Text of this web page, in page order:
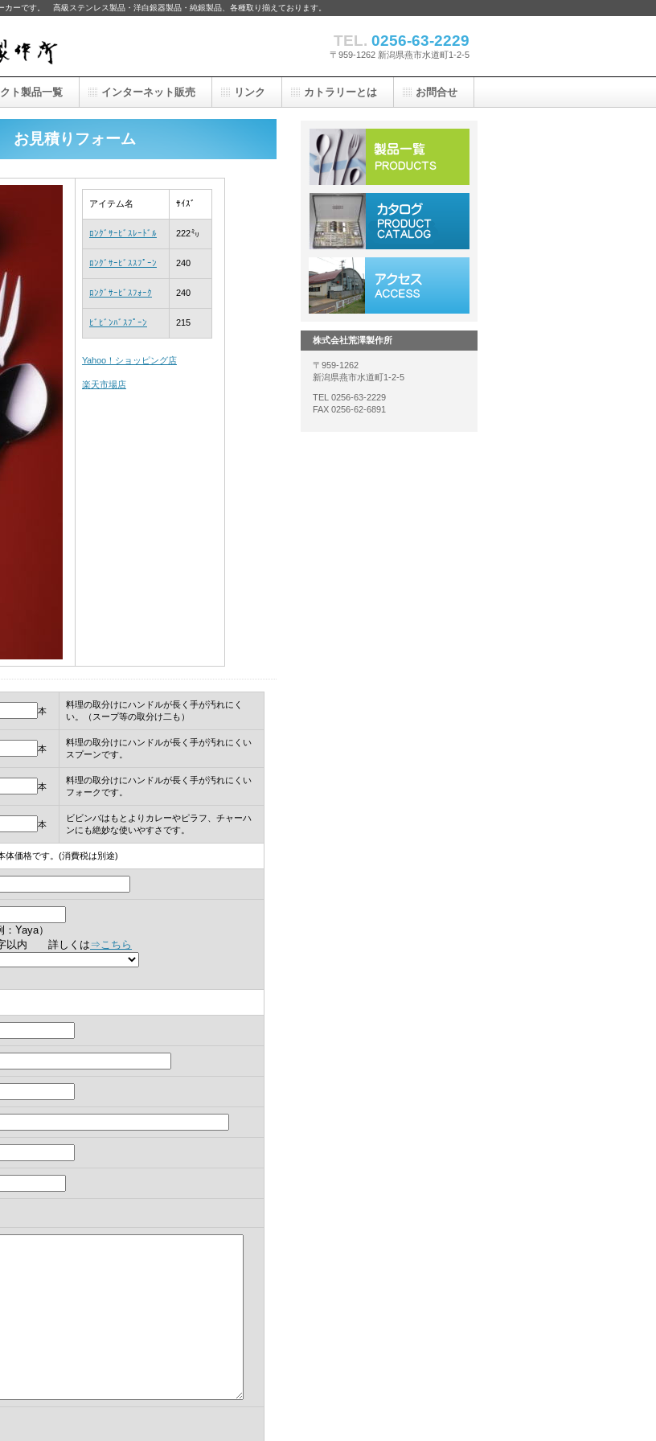
ーです。 高級ステンレス製品・洋白銀器製品・純銀製品、各種取り揃えております。
TEL. 0256-63-2229
〒959-1262 新潟県燕市水道町1-2-5
見積りフォーム
アイテム名 ｻｲｽﾞ
ﾛﾝｸﾞｻｰﾋﾞｽﾚｰﾄﾞﾙ 222㍉
ﾛﾝｸﾞｻｰﾋﾞｽｽﾌﾟｰﾝ 240
ﾛﾝｸﾞｻｰﾋﾞｽﾌｫｰｸ 240
ﾋﾞﾋﾞﾝﾊﾞｽﾌﾟｰﾝ 215
Yahoo！ショッピング店
楽天市場店
本
料理の取分けにハンドルが長く手が汚れにく
い。（スープ等の取分け二も）
本
料理の取分けにハンドルが長く手が汚れにくい
スプーンです。
本
料理の取分けにハンドルが長く手が汚れにくい
フォークです。
本
ビビンバはもとよりカレーやピラフ、チャーハ
ンにも絶妙な使いやすさです。
体価格です。(消費税は別途)
Yaya）
字以内 詳しくは⇒こちら
ト製品一覧 インターネット販売 リンク カトラリーとは お問合せ
株式会社荒澤製作所
〒959-1262
新潟県燕市水道町1-2-5
TEL 0256-63-2229
FAX 0256-62-6891